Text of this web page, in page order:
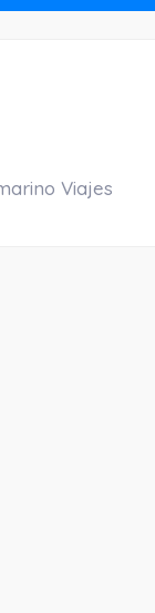
Viajes